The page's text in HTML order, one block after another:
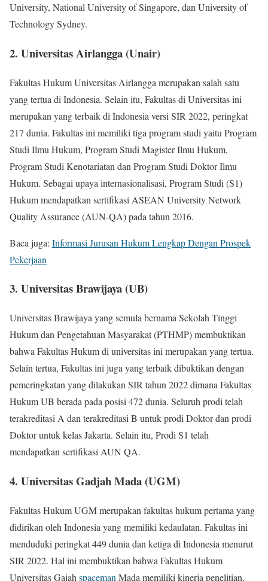
University, National University of Singapore, dan University of
Technology Sydney.
2. Universitas Airlangga (Unair)
Fakultas Hukum Universitas Airlangga merupakan salah satu
yang tertua di Indonesia. Selain itu, Fakultas di Universitas ini
merupakan yang terbaik di Indonesia versi SIR 2022, peringkat
217 dunia. Fakultas ini memiliki tiga program studi yaitu Program
Studi Ilmu Hukum, Program Studi Magister Ilmu Hukum,
Program Studi Kenotariatan dan Program Studi Doktor Ilmu
Hukum. Sebagai upaya internasionalisasi, Program Studi (S1)
Hukum mendapatkan sertifikasi ASEAN University Network
Quality Assurance (AUN-QA) pada tahun 2016.
Baca juga: Informasi Jurusan Hukum Lengkap Dengan Prospek
Pekerjaan
3. Universitas Brawijaya (UB)
Universitas Brawijaya yang semula bernama Sekolah Tinggi
Hukum dan Pengetahuan Masyarakat (PTHMP) membuktikan
bahwa Fakultas Hukum di universitas ini merupakan yang tertua.
Selain tertua, Fakultas ini juga yang terbaik dibuktikan dengan
pemeringkatan yang dilakukan SIR tahun 2022 dimana Fakultas
Hukum UB berada pada posisi 472 dunia. Seluruh prodi telah
terakreditasi A dan terakreditasi B untuk prodi Doktor dan prodi
Doktor untuk kelas Jakarta. Selain itu, Prodi S1 telah
mendapatkan sertifikasi AUN QA.
4. Universitas Gadjah Mada (UGM)
Fakultas Hukum UGM merupakan fakultas hukum pertama yang
didirikan oleh Indonesia yang memiliki kedaulatan. Fakultas ini
menduduki peringkat 449 dunia dan ketiga di Indonesia menurut
SIR 2022. Hal ini membuktikan bahwa Fakultas Hukum
Universitas Gajah spaceman Mada memiliki kinerja penelitian,